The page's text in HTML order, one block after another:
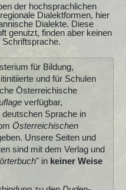
der hochsprachlichen
Dialektformen, hier
Dialekte. Diese
genutzt, finden aber keinen
Schriftsprache.
für Bildung,
und für Schulen
Österreichische
verfügbar,
Sprache in
Österreichischen
Unsere Seiten und
sind mit dem Verlag und
" in keiner Weise